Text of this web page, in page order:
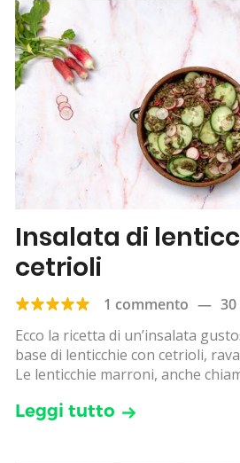
Insalata di
cetrioli
1 commento —
Ecco la ricetta di un’insalata
base di lenticchie con cetrioli,
Le lenticchie marroni, anche
Leggi tutto